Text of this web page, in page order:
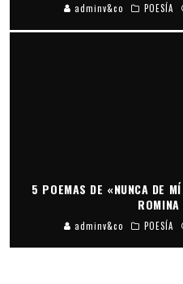
adminv&co POESÍA
5 POEMAS DE «NUNCA DE
adminv&co POESÍA